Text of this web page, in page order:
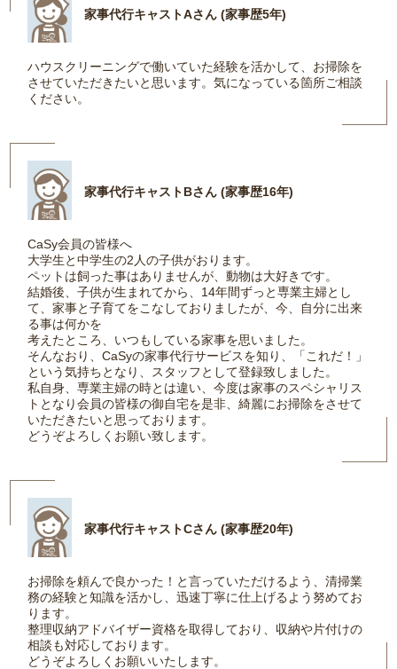
家事代行キャストAさん (家事歴5年)
ハウスクリーニングで働いていた経験を活かして、お掃除を
させていただきたいと思います。気になっている箇所ご相談
ください。
家事代行キャストBさん (家事歴16年)
CaSy会員の皆様へ
大学生と中学生の2人の子供がおります。
ペットは飼った事はありませんが、動物は大好きです。
結婚後、子供が生まれてから、14年間ずっと専業主婦とし
て、家事と子育てをこなしておりましたが、今、自分に出来
る事は何かを
考えたところ、いつもしている家事を思いました。
そんなおり、CaSyの家事代行サービスを知り、「これだ！」
という気持ちとなり、スタッフとして登録致しました。
私自身、専業主婦の時とは違い、今度は家事のスペシャリス
トとなり会員の皆様の御自宅を是非、綺麗にお掃除をさせて
いただきたいと思っております。
どうぞよろしくお願い致します。
家事代行キャストCさん (家事歴20年)
お掃除を頼んで良かった！と言っていただけるよう、清掃業
務の経験と知識を活かし、迅速丁寧に仕上げるよう努めてお
ります。
整理収納アドバイザー資格を取得しており、収納や片付けの
相談も対応しております。
どうぞよろしくお願いいたします。